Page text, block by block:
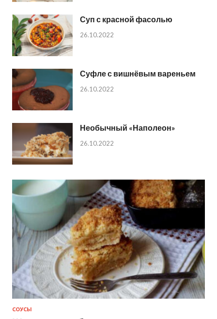
Суп с красной фасолью
26.10.2022
Суфле с вишнёвым вареньем
26.10.2022
Необычный «Наполеон»
26.10.2022
СОУСЫ